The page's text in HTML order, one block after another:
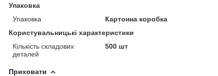
Упаковка
Упаковка
Картонна коробка
Користувальницькі характеристики
Кількість складових
деталей
500 шт
Приховати